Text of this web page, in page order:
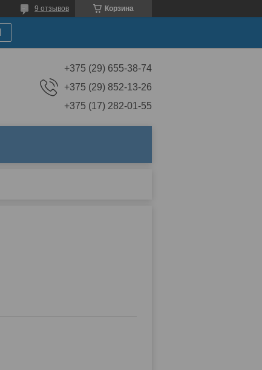
Корзина
9 отзывов
+375 (29) 655-38-74
+375 (29) 852-13-26
+375 (17) 282-01-55